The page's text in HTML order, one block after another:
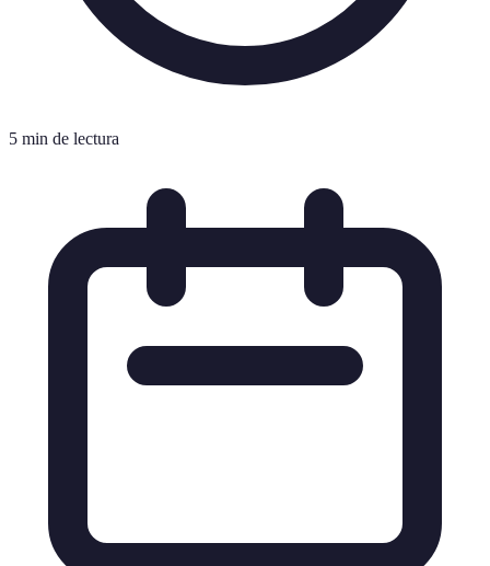
5 min de lectura